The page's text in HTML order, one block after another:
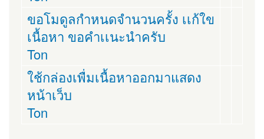
ขอโมดูลกำหนดจำนวนครั้ง เเก้ใข
เนื้อหา ขอคำเเนะนำครับ
Ton
ใช้กล่องเพื่มเนื้อหาออกมาแสดง
หน้าเว็บ
Ton